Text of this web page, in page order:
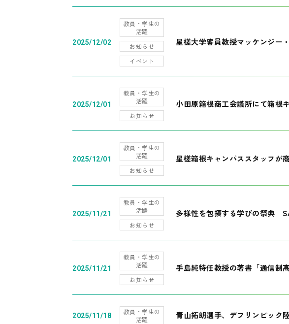
2025/12/02
教員・学生の
活躍
お知らせ
イベント
星槎大学客員教授マッケンジー
2025/12/01
教員・学生の
活躍
お知らせ
小田原箱根商工会議所にて箱根
2025/12/01
教員・学生の
活躍
お知らせ
星槎箱根キャンパススタッフが
2025/11/21
教員・学生の
活躍
お知らせ
多様性を包摂する学びの祭典
2025/11/21
教員・学生の
活躍
お知らせ
手島純特任教授の著書「通信制
2025/11/18
教員・学生の
活躍
青山拓朗選手、デフリンピック